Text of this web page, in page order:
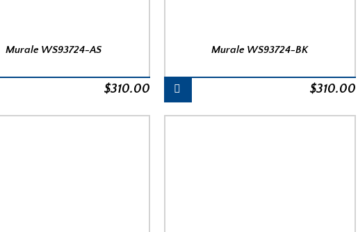
Murale WS93724-AS
$310.00
Murale WS93724-BK
$310.00